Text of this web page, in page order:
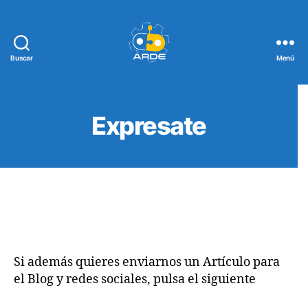
Buscar Menú
Expresate
Si además quieres enviarnos un Artículo para
el Blog y redes sociales, pulsa el siguiente